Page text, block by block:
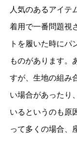
人気のあるアイテ
着用で一番問題視
トを履いた時にパ
ものがあります。
すが、生地の組み
い場合があったり
いるというのも原
って多くの場合、